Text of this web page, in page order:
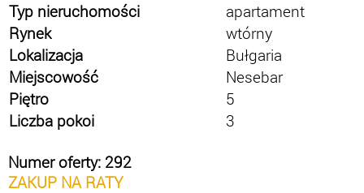
Typ nieruchomości
apartament
Rynek
wtórny
Lokalizacja
Bułgaria
Miejscowość
Nesebar
Piętro
5
Liczba pokoi
3
Numer oferty: 292
ZAKUP NA RATY